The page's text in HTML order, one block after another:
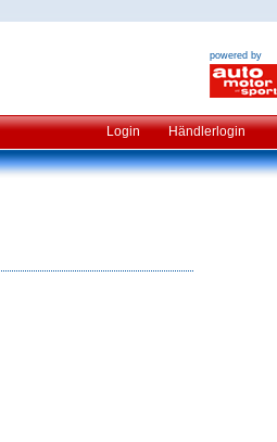
powered by
Login Händlerlogin